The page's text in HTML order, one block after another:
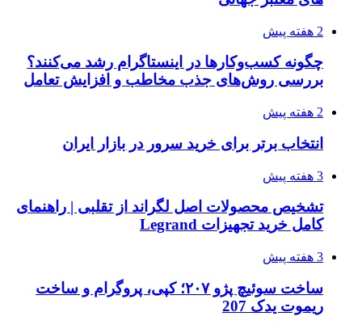
2 هفته پیش
چگونه کسب‌وکارها در اینستاگرام رشد می‌کنند؟
بررسی روش‌های جذب مخاطب و افزایش تعامل
2 هفته پیش
انتخاب برتر برای خرید سرور در بازار ایران
3 هفته پیش
تشخیص محصولات اصل لگراند از تقلبی | راهنمای
کامل خرید تجهیزات Legrand
3 هفته پیش
ساخت سوئیچ پژو ۲۰۷؛ کپی، پروگرام و ساخت
ریموت یدک 207